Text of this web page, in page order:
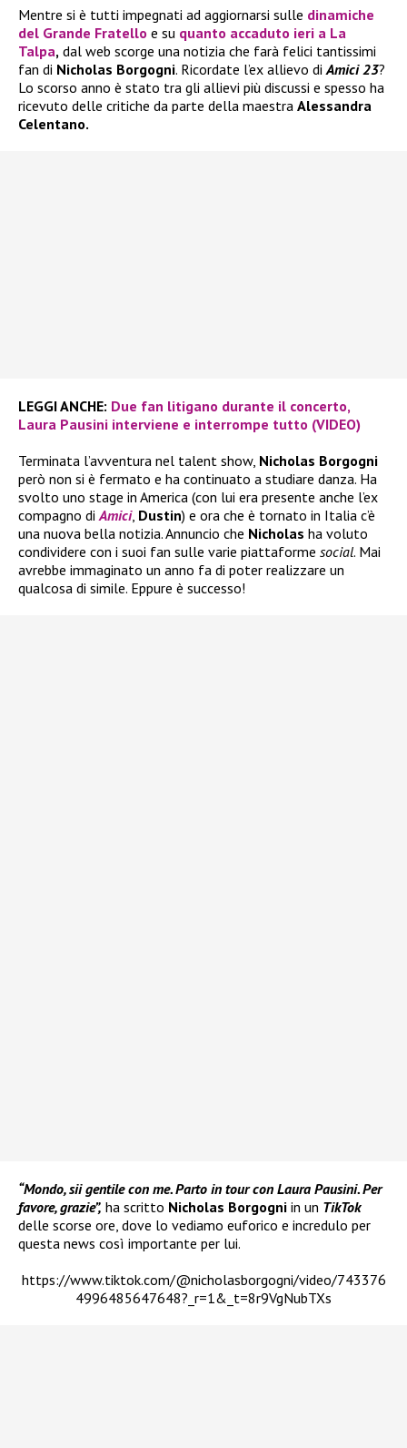
Mentre si è tutti impegnati ad aggiornarsi sulle dinamiche
del Grande Fratello e su quanto accaduto ieri a La
Talpa, dal web scorge una notizia che farà felici tantissimi
fan di Nicholas Borgogni. Ricordate l’ex allievo di Amici 23?
Lo scorso anno è stato tra gli allievi più discussi e spesso ha
ricevuto delle critiche da parte della maestra Alessandra
Celentano.
LEGGI ANCHE: Due fan litigano durante il concerto,
Laura Pausini interviene e interrompe tutto (VIDEO)
Terminata l’avventura nel talent show, Nicholas Borgogni
però non si è fermato e ha continuato a studiare danza. Ha
svolto uno stage in America (con lui era presente anche l’ex
compagno di Amici, Dustin) e ora che è tornato in Italia c’è
una nuova bella notizia. Annuncio che Nicholas ha voluto
condividere con i suoi fan sulle varie piattaforme social. Mai
avrebbe immaginato un anno fa di poter realizzare un
qualcosa di simile. Eppure è successo!
“Mondo, sii gentile con me. Parto in tour con Laura Pausini. Per
favore, grazie”, ha scritto Nicholas Borgogni in un TikTok
delle scorse ore, dove lo vediamo euforico e incredulo per
questa news così importante per lui.
https://www.tiktok.com/@nicholasborgogni/video/743376
4996485647648?_r=1&_t=8r9VgNubTXs